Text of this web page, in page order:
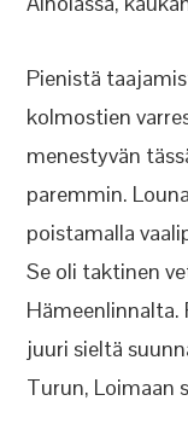
Pienistä
kolmostien
menestyvän
paremmin.
poistamalla
Se oli taktinen
Hämeenlinnalta.
juuri sieltä
Turun, Loimaan